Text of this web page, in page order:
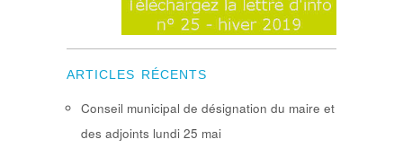
ARTICLES RÉCENTS
Conseil municipal de désignation du maire et
des adjoints lundi 25 mai